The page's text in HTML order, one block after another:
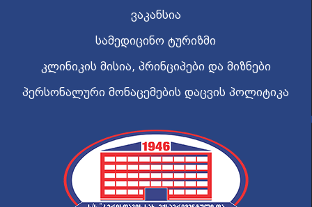
ვაკანსია
სამედიცინო ტურიზმი
კლინიკის მისია, პრინციპები და მიზნები
პერსონალური მონაცემების დაცვის პოლიტიკა